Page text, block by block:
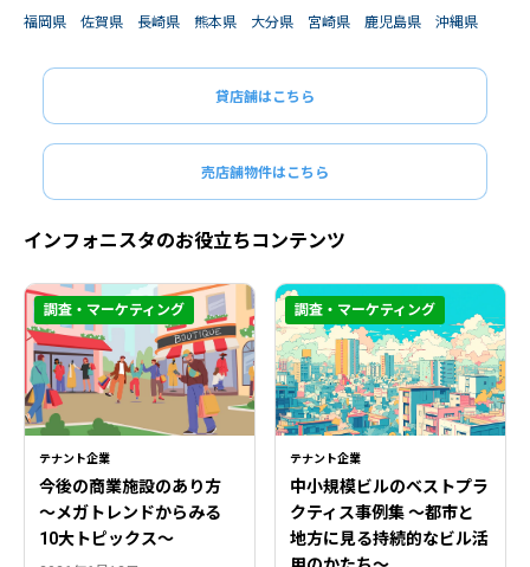
福岡県
佐賀県 長崎県 熊本県 大分県 宮崎県 鹿児島県 沖縄県
貸店舗はこちら
売店舗物件はこちら
インフォニスタのお役立ちコンテンツ
テナント企業
今後の商業施設のあり方
〜メガトレンドからみる
10大トピックス〜
調査・マーケティング
テナント企業
中小規模ビルのベストプラ
クティス事例集 ～都市と
地方に見る持続的なビル活
調査・マーケティング